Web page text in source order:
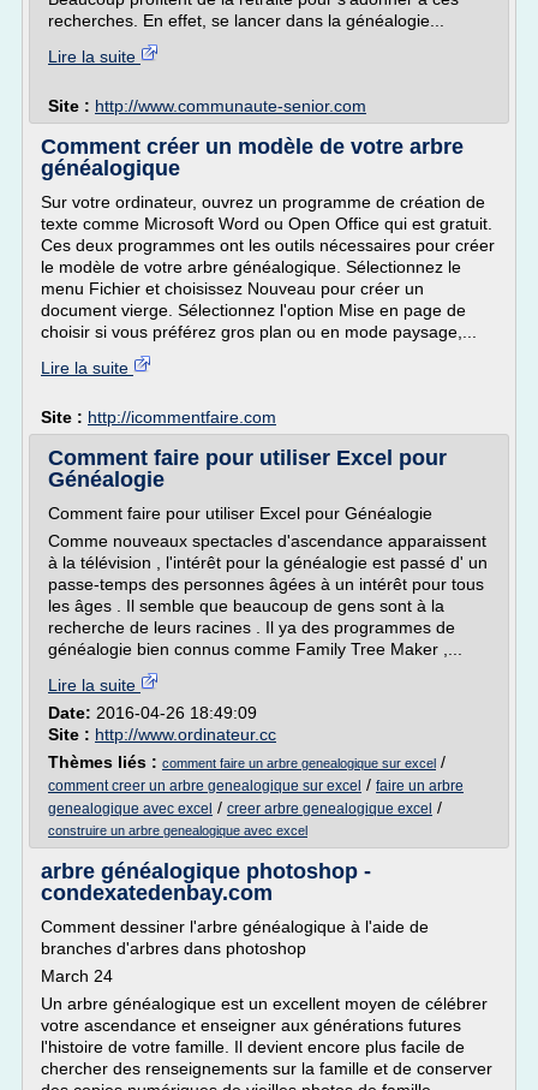
recherches. En effet, se lancer dans la généalogie...
Lire la suite
Site : http://www.communaute-senior.com
Comment créer un modèle de votre arbre
généalogique
Sur votre ordinateur, ouvrez un programme de création de
texte comme Microsoft Word ou Open Office qui est gratuit.
Ces deux programmes ont les outils nécessaires pour créer
le modèle de votre arbre généalogique. Sélectionnez le
menu Fichier et choisissez Nouveau pour créer un
document vierge. Sélectionnez l'option Mise en page de
choisir si vous préférez gros plan ou en mode paysage,...
Lire la suite
Site : http://icommentfaire.com
Comment faire pour utiliser Excel pour
Généalogie
Comment faire pour utiliser Excel pour Généalogie
Comme nouveaux spectacles d'ascendance apparaissent
à la télévision , l'intérêt pour la généalogie est passé d' un
passe-temps des personnes âgées à un intérêt pour tous
les âges . Il semble que beaucoup de gens sont à la
recherche de leurs racines . Il ya des programmes de
généalogie bien connus comme Family Tree Maker ,...
Lire la suite
Date: 2016-04-26 18:49:09
Site : http://www.ordinateur.cc
Thèmes liés : comment faire un arbre genealogique sur excel /
comment creer un arbre genealogique sur excel / faire un arbre
genealogique avec excel / creer arbre genealogique excel /
construire un arbre genealogique avec excel
arbre généalogique photoshop -
condexatedenbay.com
Comment dessiner l'arbre généalogique à l'aide de
branches d'arbres dans photoshop
March 24
Un arbre généalogique est un excellent moyen de célébrer
votre ascendance et enseigner aux générations futures
l'histoire de votre famille. Il devient encore plus facile de
chercher des renseignements sur la famille et de conserver